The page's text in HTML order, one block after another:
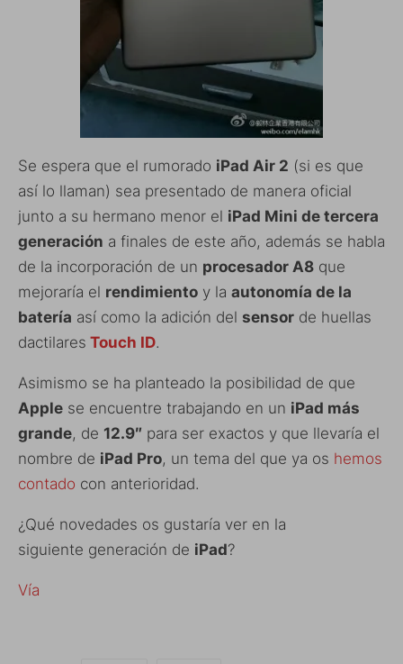
Se espera que el rumorado iPad Air 2 (si es que
así lo llaman) sea presentado de manera oficial
junto a su hermano menor el iPad Mini de tercera
generación a finales de este año, además se habla
de la incorporación de un procesador A8 que
mejoraría el rendimiento y la autonomía de la
batería así como la adición del sensor de huellas
dactilares Touch ID.
Asimismo se ha planteado la posibilidad de que
Apple se encuentre trabajando en un iPad más
grande, de 12.9″ para ser exactos y que llevaría el
nombre de iPad Pro, un tema del que ya os hemos
contado con anterioridad.
¿Qué novedades os gustaría ver en la
siguiente generación de iPad?
Vía